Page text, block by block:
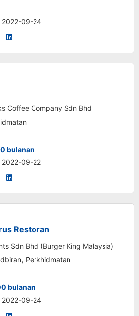
2022-09-24
Coffee Company Sdn Bhd
bulanan
2022-09-22
Restoran
Sdn Bhd (Burger King Malaysia)
, Perkhidmatan
bulanan
2022-09-24